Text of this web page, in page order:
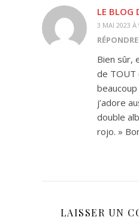
LE BLOG
3 MAI 2023 À
RÉPONDRE
Bien sûr,
de TOUT
j’adore
double
rojo. »
LAISSER UN